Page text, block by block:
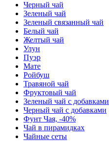
Черный чай
Зеленый чай
Зеленый связанный чай
Белый чай
Желтый чай
Улун
Пуэр
Мате
Ройбуш
Травяной чай
Фруктовый чай
Зеленый чай с добавками
Черный чай с добавками
Фунт Чая, -40%
Чай в пирамидках
Чайные сеты